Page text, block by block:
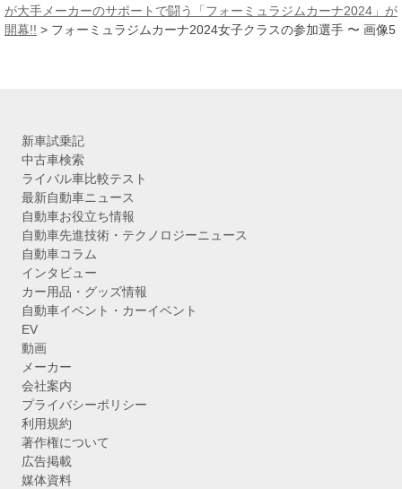
ブ
が大手メーカーのサポートで闘う「フォーミュラジムカーナ2024」が
開幕!! > フォーミュラジムカーナ2024女子クラスの参加選手 〜 画像5
新車試乗記
中古車検索
ライバル車比較テスト
最新自動車ニュース
自動車お役立ち情報
自動車先進技術・テクノロジーニュース
自動車コラム
インタビュー
カー用品・グッズ情報
自動車イベント・カーイベント
EV
動画
メーカー
会社案内
プライバシーポリシー
利用規約
著作権について
広告掲載
媒体資料